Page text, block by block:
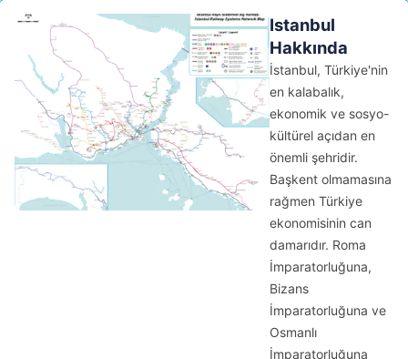
Istanbul
Hakkında
İstanbul, Türkiye'nin
en kalabalık,
ekonomik ve sosyo-
kültürel açıdan en
önemli şehridir.
Başkent olmamasına
rağmen Türkiye
ekonomisinin can
damarıdır. Roma
İmparatorluğuna,
Bizans
İmparatorluğuna ve
Osmanlı
İmparatorluğuna